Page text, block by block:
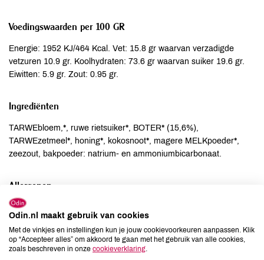
Voedingswaarden per 100 GR
Energie: 1952 KJ/464 Kcal. Vet: 15.8 gr waarvan verzadigde
vetzuren 10.9 gr. Koolhydraten: 73.6 gr waarvan suiker 19.6 gr.
Eiwitten: 5.9 gr. Zout: 0.95 gr.
Ingrediënten
TARWEbloem,*, ruwe rietsuiker*, BOTER* (15,6%),
TARWEzetmeel*, honing*, kokosnoot*, magere MELKpoeder*,
zeezout, bakpoeder: natrium- en ammoniumbicarbonaat.
Allergenen
Aardnoten
Gluten
aanwezig
aanwezig
Odin.nl maakt gebruik van cookies
Met de vinkjes en instellingen kun je jouw cookievoorkeuren aanpassen. Klik
op “Accepteer alles” om akkoord te gaan met het gebruik van alle cookies,
zoals beschreven in onze cookieverklaring